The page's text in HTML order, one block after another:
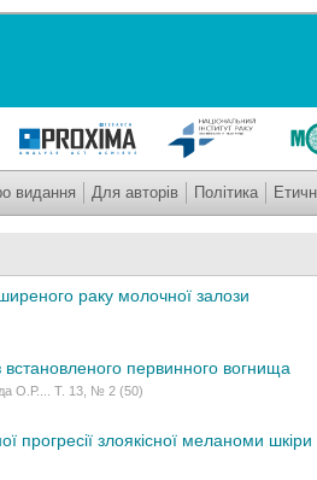
видання Для авторів Політика
раку молочної залози
первинного вогнища
О.Р.... Т. 13, № 2 (50)
прогресії злоякісної меланоми шкіри